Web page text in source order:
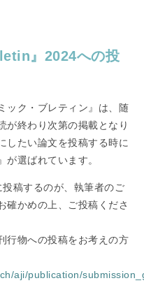
』2024への投
ック・ブレティン』は、随
が終わり次第の掲載となり
したい論文を投稿する時に
が選ばれています。
稿するのが、執筆者のご
確かめの上、ご投稿くださ
行物への投稿をお考えの方
aji/publication/